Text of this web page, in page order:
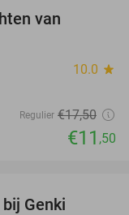
van
10.0 star
Regulier €17,50
€11 ,50
Genki